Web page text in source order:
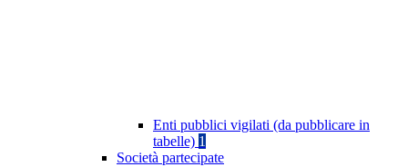
Enti pubblici vigilati (da pubblicare in
tabelle) 1
Società partecipate